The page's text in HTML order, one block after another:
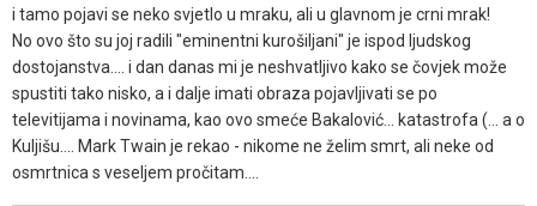
i tamo pojavi se neko svjetlo u mraku, ali u glavnom je crni mrak!
No ovo što su joj radili "eminentni kurošiljani" je ispod ljudskog
dostojanstva.... i dan danas mi je neshvatljivo kako se čovjek može
spustiti tako nisko, a i dalje imati obraza pojavljivati se po
televitijama i novinama, kao ovo smeće Bakalović... katastrofa (... a o
Kuljišu.... Mark Twain je rekao - nikome ne želim smrt, ali neke od
osmrtnica s veseljem pročitam....